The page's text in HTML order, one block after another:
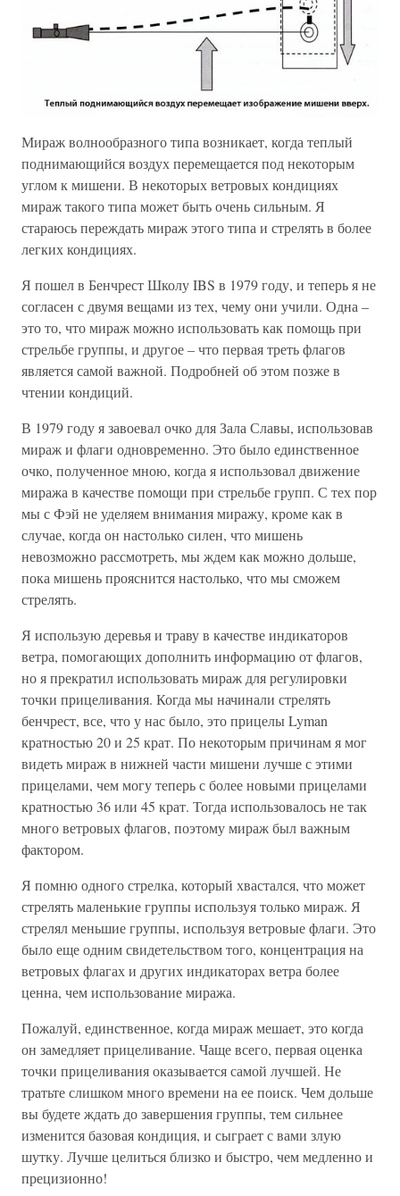
Мираж волнообразного типа возникает, когда теплый
поднимающийся воздух перемещается под некоторым
углом к мишени. В некоторых ветровых кондициях
мираж такого типа может быть очень сильным. Я
стараюсь переждать мираж этого типа и стрелять в более
легких кондициях.
Я пошел в Бенчрест Школу IBS в 1979 году, и теперь я не
согласен с двумя вещами из тех, чему они учили. Одна –
это то, что мираж можно использовать как помощь при
стрельбе группы, и другое – что первая треть флагов
является самой важной. Подробней об этом позже в
чтении кондиций.
В 1979 году я завоевал очко для Зала Славы, использовав
мираж и флаги одновременно. Это было единственное
очко, полученное мною, когда я использовал движение
миража в качестве помощи при стрельбе групп. С тех пор
мы с Фэй не уделяем внимания миражу, кроме как в
случае, когда он настолько силен, что мишень
невозможно рассмотреть, мы ждем как можно дольше,
пока мишень прояснится настолько, что мы сможем
стрелять.
Я использую деревья и траву в качестве индикаторов
ветра, помогающих дополнить информацию от флагов,
но я прекратил использовать мираж для регулировки
точки прицеливания. Когда мы начинали стрелять
бенчрест, все, что у нас было, это прицелы Lyman
кратностью 20 и 25 крат. По некоторым причинам я мог
видеть мираж в нижней части мишени лучше с этими
прицелами, чем могу теперь с более новыми прицелами
кратностью 36 или 45 крат. Тогда использовалось не так
много ветровых флагов, поэтому мираж был важным
фактором.
Я помню одного стрелка, который хвастался, что может
стрелять маленькие группы используя только мираж. Я
стрелял меньшие группы, используя ветровые флаги. Это
было еще одним свидетельством того, концентрация на
ветровых флагах и других индикаторах ветра более
ценна, чем использование миража.
Пожалуй, единственное, когда мираж мешает, это когда
он замедляет прицеливание. Чаще всего, первая оценка
точки прицеливания оказывается самой лучшей. Не
тратьте слишком много времени на ее поиск. Чем дольше
вы будете ждать до завершения группы, тем сильнее
изменится базовая кондиция, и сыграет с вами злую
шутку. Лучше целиться близко и быстро, чем медленно и
прецизионно!